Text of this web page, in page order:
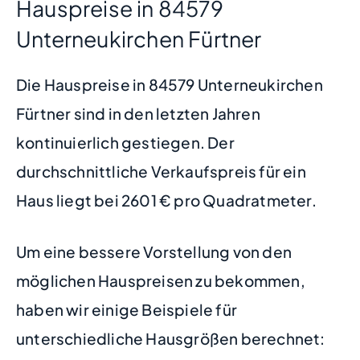
Hauspreise in 84579
Unterneukirchen Fürtner
Die Hauspreise in 84579 Unterneukirchen
Fürtner sind in den letzten Jahren
kontinuierlich gestiegen. Der
durchschnittliche Verkaufspreis für ein
Haus liegt bei 2601 € pro Quadratmeter.
Um eine bessere Vorstellung von den
möglichen Hauspreisen zu bekommen,
haben wir einige Beispiele für
unterschiedliche Hausgrößen berechnet: